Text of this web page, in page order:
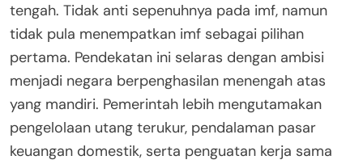
tengah. Tidak anti sepenuhnya pada imf, namun
tidak pula menempatkan imf sebagai pilihan
pertama. Pendekatan ini selaras dengan ambisi
menjadi negara berpenghasilan menengah atas
yang mandiri. Pemerintah lebih mengutamakan
pengelolaan utang terukur, pendalaman pasar
keuangan domestik, serta penguatan kerja sama